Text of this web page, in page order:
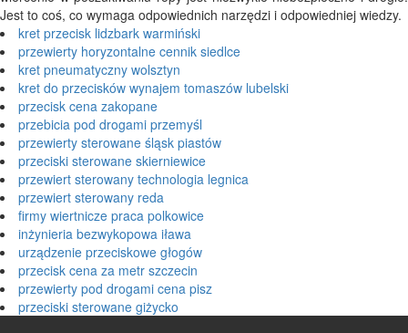
Jest to coś, co wymaga odpowiednich narzędzi i odpowiedniej wiedzy.
kret przecisk lidzbark warmiński
przewierty horyzontalne cennik siedlce
kret pneumatyczny wolsztyn
kret do przecisków wynajem tomaszów lubelski
przecisk cena zakopane
przebicia pod drogami przemyśl
przewierty sterowane śląsk piastów
przeciski sterowane skierniewice
przewiert sterowany technologia legnica
przewiert sterowany reda
firmy wiertnicze praca polkowice
inżynieria bezwykopowa iława
urządzenie przeciskowe głogów
przecisk cena za metr szczecin
przewierty pod drogami cena pisz
przeciski sterowane giżycko